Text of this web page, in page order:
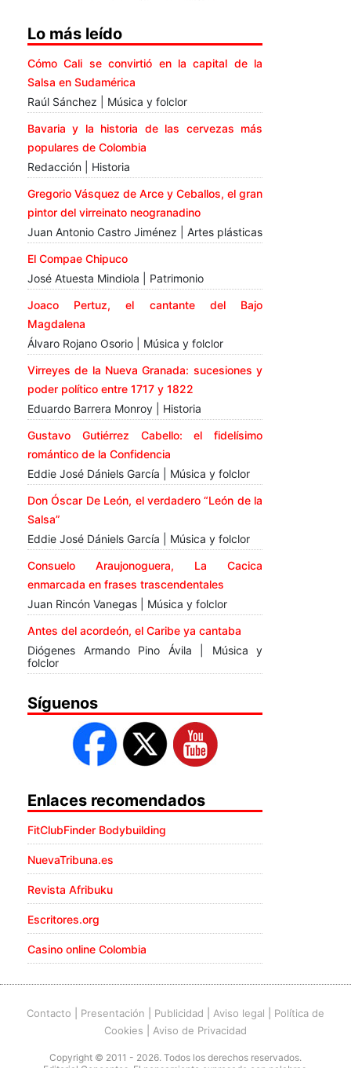
Lo más leído
Cómo Cali se convirtió en la capital de la
Salsa en Sudamérica
Raúl Sánchez | Música y folclor
Bavaria y la historia de las cervezas más
populares de Colombia
Redacción | Historia
Gregorio Vásquez de Arce y Ceballos, el gran
pintor del virreinato neogranadino
Juan Antonio Castro Jiménez | Artes plásticas
El Compae Chipuco
José Atuesta Mindiola | Patrimonio
Joaco Pertuz, el cantante del Bajo
Magdalena
Álvaro Rojano Osorio | Música y folclor
Virreyes de la Nueva Granada: sucesiones y
poder político entre 1717 y 1822
Eduardo Barrera Monroy | Historia
Gustavo Gutiérrez Cabello: el fidelísimo
romántico de la Confidencia
Eddie José Dániels García | Música y folclor
Don Óscar De León, el verdadero “León de la
Salsa”
Eddie José Dániels García | Música y folclor
Consuelo Araujonoguera, La Cacica
enmarcada en frases trascendentales
Juan Rincón Vanegas | Música y folclor
Antes del acordeón, el Caribe ya cantaba
Diógenes Armando Pino Ávila | Música y
folclor
Síguenos
Enlaces recomendados
FitClubFinder Bodybuilding
NuevaTribuna.es
Revista Afribuku
Escritores.org
Casino online Colombia
Contacto Presentación Publicidad Aviso legal
Política de
Cookies
Aviso de Privacidad
Copyright © 2011 - 2026. Todos los derechos reservados.